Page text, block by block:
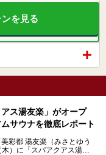
を見る
ス湯友楽」がオープ
サウナを徹底レポート
彩都 湯友楽（みさとゆう
）に「スパアクアス湯友